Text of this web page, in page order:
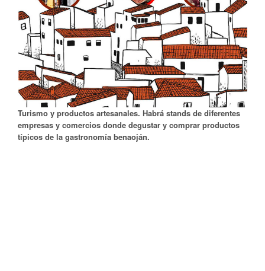
Turismo y productos artesanales. Habrá stands de diferentes
empresas y comercios donde degustar y comprar productos
típicos de la gastronomía benaoján.